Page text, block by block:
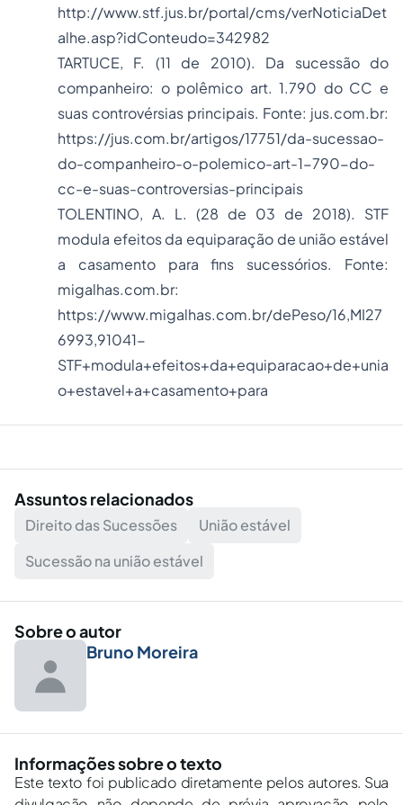
http://www.stf.jus.br/portal/cms/verNoticiaDet
alhe.asp?idConteudo=342982
TARTUCE, F. (11 de 2010). Da sucessão do
companheiro: o polêmico art. 1.790 do CC e
suas controvérsias principais. Fonte: jus.com.br:
https://jus.com.br/artigos/17751/da-sucessao-
do-companheiro-o-polemico-art-1-790-do-
cc-e-suas-controversias-principais
TOLENTINO, A. L. (28 de 03 de 2018). STF
modula efeitos da equiparação de união estável
a casamento para fins sucessórios. Fonte:
migalhas.com.br:
https://www.migalhas.com.br/dePeso/16,MI27
6993,91041-
STF+modula+efeitos+da+equiparacao+de+unia
o+estavel+a+casamento+para
Assuntos relacionados
Direito das Sucessões
União estável
Sucessão na união estável
Sobre o autor
Bruno Moreira
Informações sobre o texto
Este texto foi publicado diretamente pelos autores. Sua